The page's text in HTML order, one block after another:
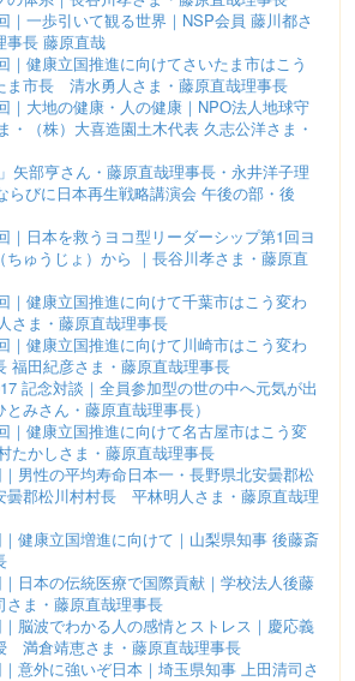
｜一歩引いて観る世界｜NSP会員 藤川都さ
事長 藤原直哉
｜健康立国推進に向けてさいたま市はこう
ま市長 清水勇人さま・藤原直哉理事長
｜大地の健康・人の健康｜NPO法人地球守
・（株）大喜造園土木代表 久志公洋さま・
矢部亨さん・藤原直哉理事長・永井洋子理
らびに日本再生戦略講演会 午後の部・後
｜日本を救うヨコ型リーダーシップ第1回ヨ
ちゅうじょ）から ｜長谷川孝さま・藤原直
｜健康立国推進に向けて千葉市はこう変わ
さま・藤原直哉理事長
｜健康立国推進に向けて川崎市はこう変わ
福田紀彦さま・藤原直哉理事長
記念対談｜全員参加型の世の中へ元気が出
みさん・藤原直哉理事長）
｜健康立国推進に向けて名古屋市はこう変
たかしさま・藤原直哉理事長
男性の平均寿命日本一・長野県北安曇郡松
曇郡松川村村長 平林明人さま・藤原直哉理
健康立国増進に向けて｜山梨県知事 後藤斎
日本の伝統医療で国際貢献｜学校法人後藤
ま・藤原直哉理事長
脳波でわかる人の感情とストレス｜慶応義
満倉靖恵さま・藤原直哉理事長
意外に強いぞ日本｜埼玉県知事 上田清司さ